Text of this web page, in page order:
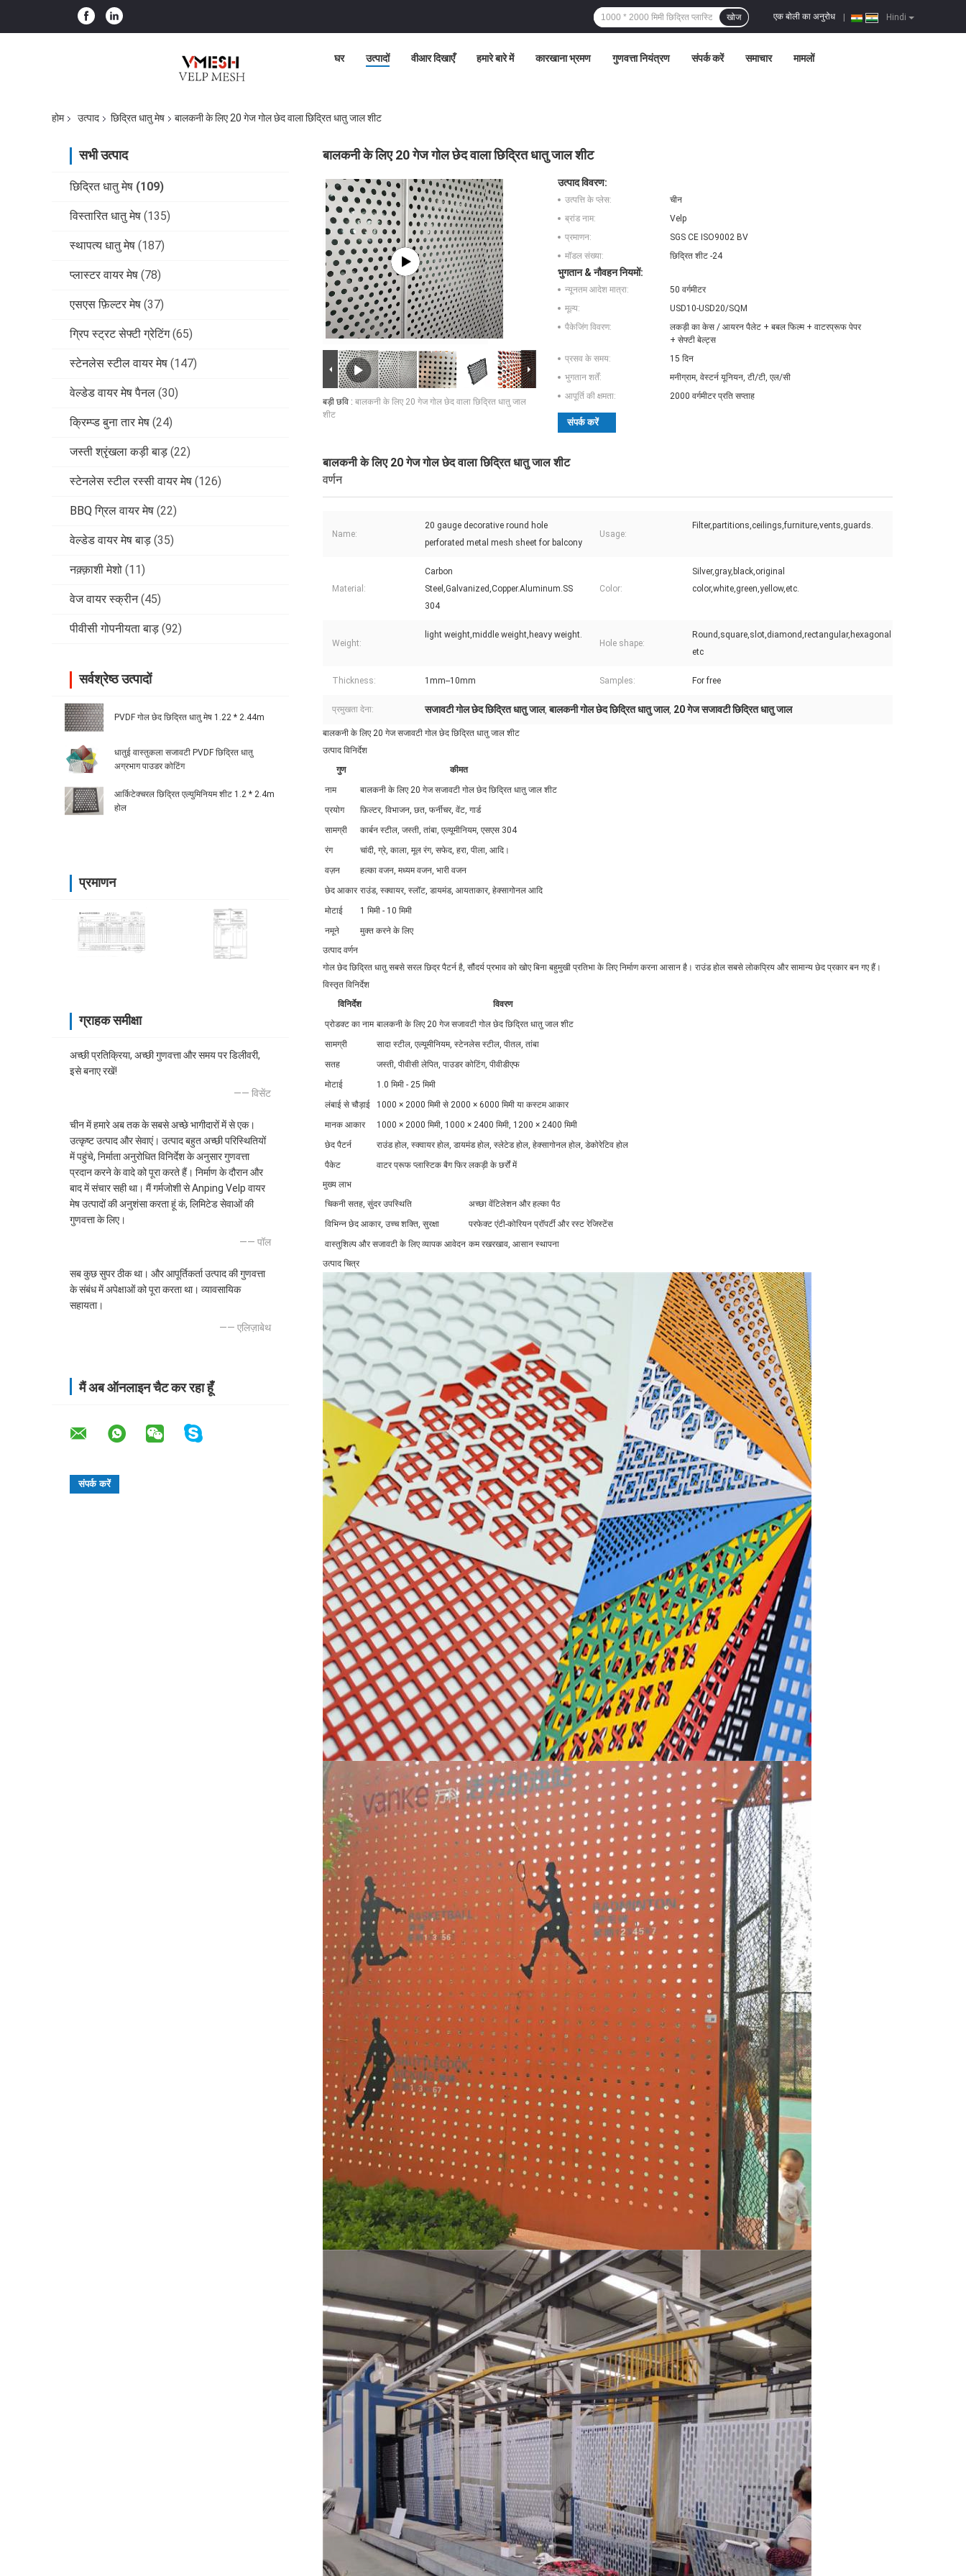
Hindi
एक बोली का अनुरोध
खोज
घर उत्पादों वीआर दिखाएँ हमारे बारे में कारखाना भ्रमण गुणवत्ता नियंत्रण संपर्क करें समाचार मामलों
होम उत्पाद छिद्रित धातु मेष बालकनी के लिए 20 गेज गोल छेद वाला छिद्रित धातु जाल शीट
सभी उत्पाद
छिद्रित धातु मेष (109)
विस्तारित धातु मेष (135)
स्थापत्य धातु मेष (187)
प्लास्टर वायर मेष (78)
एसएस फ़िल्टर मेष (37)
ग्रिप स्ट्रट सेफ्टी ग्रेटिंग (65)
स्टेनलेस स्टील वायर मेष (147)
वेल्डेड वायर मेष पैनल (30)
क्रिम्प्ड बुना तार मेष (24)
जस्ती श्रृंखला कड़ी बाड़ (22)
स्टेनलेस स्टील रस्सी वायर मेष (126)
BBQ ग्रिल वायर मेष (22)
वेल्डेड वायर मेष बाड़ (35)
नक़्क़ाशी मेशो (11)
वेज वायर स्क्रीन (45)
पीवीसी गोपनीयता बाड़ (92)
सर्वश्रेष्ठ उत्पादों
PVDF गोल छेद छिद्रित धातु मेष 1.22 * 2.44m
धातुई वास्तुकला सजावटी PVDF छिद्रित धातु
अग्रभाग पाउडर कोटिंग
आर्किटेक्चरल छिद्रित एल्युमिनियम शीट 1.2 * 2.4m
होल
प्रमाणन
ग्राहक समीक्षा
अच्छी प्रतिक्रिया, अच्छी गुणवत्ता और समय पर डिलीवरी,
इसे बनाए रखें!
—— विसेंट
चीन में हमारे अब तक के सबसे अच्छे भागीदारों में से एक।
उत्कृष्ट उत्पाद और सेवाएं। उत्पाद बहुत अच्छी परिस्थितियों
में पहुंचे, निर्माता अनुरोधित विनिर्देश के अनुसार गुणवत्ता
प्रदान करने के वादे को पूरा करते हैं। निर्माण के दौरान और
बाद में संचार सही था। मैं गर्मजोशी से Anping Velp वायर
मेष उत्पादों की अनुशंसा करता हूं कं, लिमिटेड सेवाओं की
गुणवत्ता के लिए।
—— पॉल
सब कुछ सुपर ठीक था। और आपूर्तिकर्ता उत्पाद की गुणवत्ता
के संबंध में अपेक्षाओं को पूरा करता था। व्यावसायिक
सहायता।
—— एलिज़ाबेथ
मैं अब ऑनलाइन चैट कर रहा हूँ
बालकनी के लिए 20 गेज गोल छेद वाला छिद्रित धातु जाल शीट
बड़ी छवि : बालकनी के लिए 20 गेज गोल छेद वाला छिद्रित धातु जाल
शीट
उत्पाद विवरण:
उत्पत्ति के प्लेस:
चीन
ब्रांड नाम:
Velp
प्रमाणन:
SGS CE ISO9002 BV
मॉडल संख्या:
छिद्रित शीट -24
भुगतान & नौवहन नियमों:
न्यूनतम आदेश मात्रा:
50 वर्गमीटर
मूल्य:
USD10-USD20/SQM
पैकेजिंग विवरण:
लकड़ी का केस / आयरन पैलेट + बबल फिल्म + वाटरप्रूफ पेपर
+ सेफ्टी बेल्ट्स
प्रसव के समय:
15 दिन
भुगतान शर्तें:
मनीग्राम, वेस्टर्न यूनियन, टी/टी, एल/सी
आपूर्ति की क्षमता:
2000 वर्गमीटर प्रति सप्ताह
संपर्क करें
बालकनी के लिए 20 गेज गोल छेद वाला छिद्रित धातु जाल शीट
वर्णन
Name:
20 gauge decorative round hole
perforated metal mesh sheet for balcony
Usage:
Filter,partitions,ceilings,furniture,vents,guards.
Material:
Carbon
Steel,Galvanized,Copper.Aluminum.SS
304
Color:
Silver,gray,black,original
color,white,green,yellow,etc.
Weight:
light weight,middle weight,heavy weight.
Hole shape:
Round,square,slot,diamond,rectangular,hexagonal
etc
Thickness: 1mm--10mm Samples: For free
प्रमुखता देना: सजावटी गोल छेद छिद्रित धातु जाल,बालकनी गोल छेद छिद्रित धातु जाल, 20 गेज सजावटी छिद्रित धातु जाल
बालकनी के लिए 20 गेज सजावटी गोल छेद छिद्रित धातु जाल शीट
उत्पाद विनिर्देश
गुण
कीमत
नाम
बालकनी के लिए 20 गेज सजावटी गोल छेद छिद्रित धातु जाल शीट
प्रयोग
फ़िल्टर, विभाजन, छत, फर्नीचर, वेंट, गार्ड
सामग्री
कार्बन स्टील, जस्ती, तांबा, एल्यूमीनियम, एसएस 304
रंग
चांदी, ग्रे, काला, मूल रंग, सफेद, हरा, पीला, आदि।
वज़न
हल्का वजन, मध्यम वजन, भारी वजन
छेद आकार राउंड, स्क्वायर, स्लॉट, डायमंड, आयताकार, हेक्सागोनल आदि
मोटाई
1 मिमी - 10 मिमी
नमूने
मुक्त करने के लिए
उत्पाद वर्णन
गोल छेद छिद्रित धातु सबसे सरल छिद्र पैटर्न है, सौंदर्य प्रभाव को खोए बिना बहुमुखी प्रतिभा के लिए निर्माण करना आसान है। राउंड होल सबसे लोकप्रिय और सामान्य छेद प्रकार बन गए हैं।
विस्तृत विनिर्देश
विनिर्देश
विवरण
प्रोडक्ट का नाम बालकनी के लिए 20 गेज सजावटी गोल छेद छिद्रित धातु जाल शीट
सामग्री
सादा स्टील, एल्यूमीनियम, स्टेनलेस स्टील, पीतल, तांबा
सतह
जस्ती, पीवीसी लेपित, पाउडर कोटिंग, पीवीडीएफ
मोटाई
1.0 मिमी - 25 मिमी
लंबाई से चौड़ाई
1000 × 2000 मिमी से 2000 × 6000 मिमी या कस्टम आकार
मानक आकार
1000 × 2000 मिमी, 1000 × 2400 मिमी, 1200 × 2400 मिमी
छेद पैटर्न
राउंड होल, स्क्वायर होल, डायमंड होल, स्लेटेड होल, हेक्सागोनल होल, डेकोरेटिव होल
पैकेट
वाटर प्रूफ प्लास्टिक बैग फिर लकड़ी के छर्रों में
मुख्य लाभ
चिकनी सतह, सुंदर उपस्थिति
अच्छा वेंटिलेशन और हल्का पैठ
विभिन्न छेद आकार, उच्च शक्ति, सुरक्षा
परफेक्ट एंटी-कोरियन प्रॉपर्टी और रस्ट रेजिस्टेंस
वास्तुशिल्प और सजावटी के लिए व्यापक आवेदन कम रखरखाव, आसान स्थापना
उत्पाद चित्र